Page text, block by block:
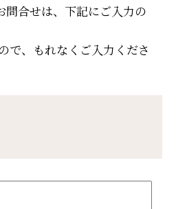
問合せは、下記にご入力の
で、もれなくご入力くださ